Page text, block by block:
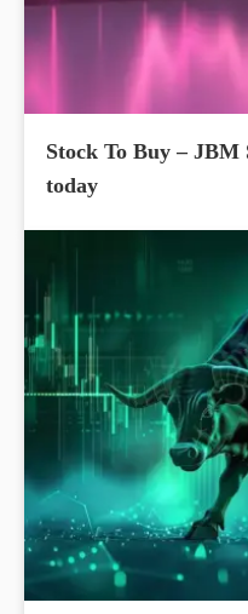
Stock To Buy –
today